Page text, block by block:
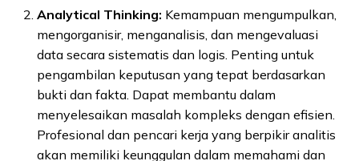
Analytical Thinking: Kemampuan mengumpulkan,
mengorganisir, menganalisis, dan mengevaluasi
data secara sistematis dan logis. Penting untuk
pengambilan keputusan yang tepat berdasarkan
bukti dan fakta. Dapat membantu dalam
menyelesaikan masalah kompleks dengan efisien.
Profesional dan pencari kerja yang berpikir analitis
akan memiliki keunggulan dalam memahami dan